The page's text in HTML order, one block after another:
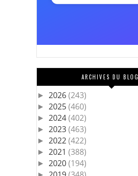
ARCHIVES DU BLOG
► 2026(243)
► 2025(460)
► 2024(402)
► 2023(463)
► 2022(422)
► 2021 (388)
► 2020(194)